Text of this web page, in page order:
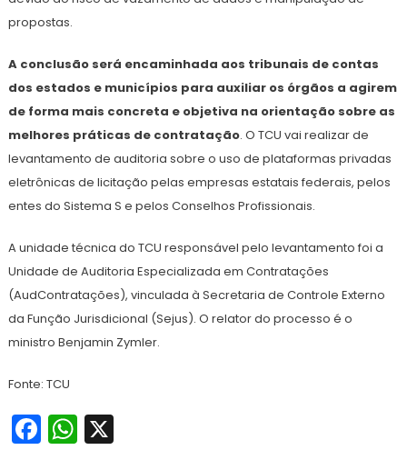
propostas.
A conclusão será encaminhada aos tribunais de contas
dos estados e municípios para auxiliar os órgãos a agirem
de forma mais concreta e objetiva na orientação sobre as
melhores práticas de contratação. O TCU vai realizar de
levantamento de auditoria sobre o uso de plataformas privadas
eletrônicas de licitação pelas empresas estatais federais, pelos
entes do Sistema S e pelos Conselhos Profissionais.
A unidade técnica do TCU responsável pelo levantamento foi a
Unidade de Auditoria Especializada em Contratações
(AudContratações), vinculada à Secretaria de Controle Externo
da Função Jurisdicional (Sejus). O relator do processo é o
ministro Benjamin Zymler.
Fonte: TCU
Facebook
WhatsApp
X